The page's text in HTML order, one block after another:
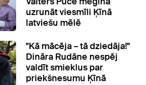
uzrunāt viesmīli Ķīnā
latviešu mēlē
"Kā mācēja – tā dziedāja!"
Dināra Rudāne nespēj
valdīt smieklus par
priekšnesumu Ķīnā